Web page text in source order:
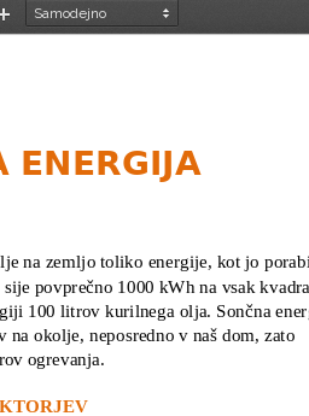
Povečaj
ENERGIJA
na zemljo toliko energije, kot jo
povprečno 1000 kWh na vsak
100 litrov kurilnega olja. Sončna
okolje, neposredno v naš dom, zato
ogrevanja.